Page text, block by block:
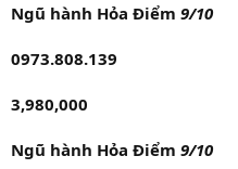
Ngũ hành Hỏa Điểm 9/10
0973.808.139
3,980,000
Ngũ hành Hỏa Điểm 9/10